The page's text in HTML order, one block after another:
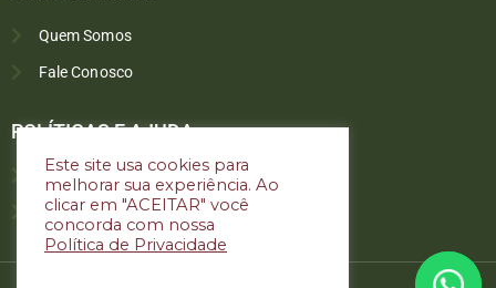
Quem Somos
Fale Conosco
POLÍTICAS E AJUDA
Política de troca e devoluções
Política de privacidade
Este site usa cookies para
melhorar sua experiência. Ao
clicar em "ACEITAR" você
concorda com nossa
Política de Privacidade
Atendimento